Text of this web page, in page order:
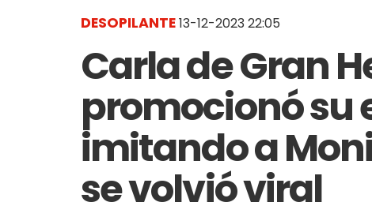
DESOPILANTE13-12-2023 22:05
Carla de Gran
promocionó
imitando a
se volvió viral